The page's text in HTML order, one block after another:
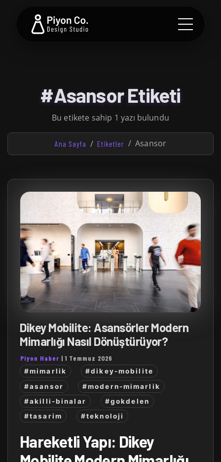
#Asansor Etiketi
Bu etikete sahip 1 yazı bulundu
Ana Sayfa Etiketler Asansor
Dikey Mobilite: Asansörler Modern
Mimarlığı Nasıl Dönüştürüyor?
Piyon Haber |1 Temmuz 2026
#mimarlik
#dikey-mobilite
#asansor
#modern-mimarlik
#akilli-binalar
#gokdelen
#tasarim
#teknoloji
Hareketli Yapı: Dikey